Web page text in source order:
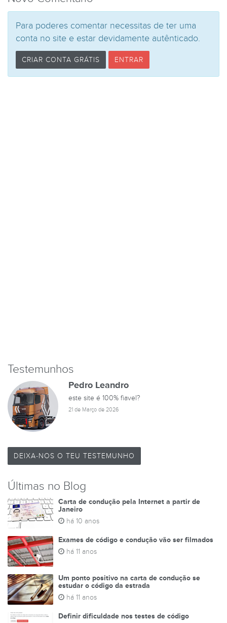
Para poderes comentar necessitas de ter uma
conta no site e estar devidamente autênticado.
CRIAR CONTA GRÁTIS ENTRAR
Testemunhos
Pedro Leandro
este site é 100% fiavel?
21 de Março de 2026
DEIXA-NOS O TEU TESTEMUNHO
Últimas no Blog
Carta de condução pela Internet a partir de
Janeiro
há 10 anos
Exames de código e condução vão ser filmados
há 11 anos
Um ponto positivo na carta de condução se
estudar o código da estrada
há 11 anos
Definir dificuldade nos testes de código